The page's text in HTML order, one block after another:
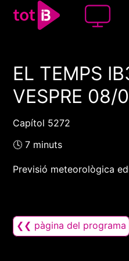
00:00 00:00
1x
EL TEMPS
VESPRE 08/
Capítol 5272
🕓 7 minuts
Previsió meteorològica
❮❮ pàgina del programa